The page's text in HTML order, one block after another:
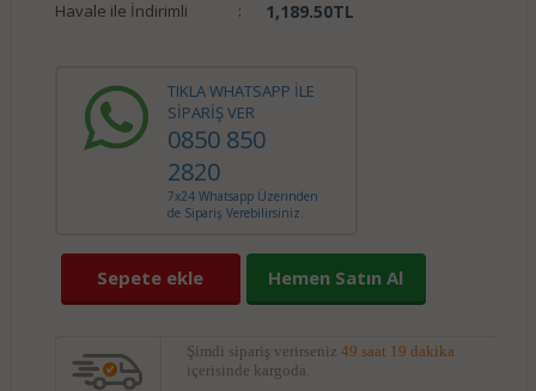
Havale ile İndirimli : 1,189.50TL
TIKLA WHATSAPP İLE
SİPARİŞ VER
0850 850
2820
7x24 Whatsapp Üzerinden
de Sipariş Verebilirsiniz.
Sepete ekle Hemen Satın Al
Şimdi sipariş verirseniz 49 saat 19 dakika
içerisinde kargoda.